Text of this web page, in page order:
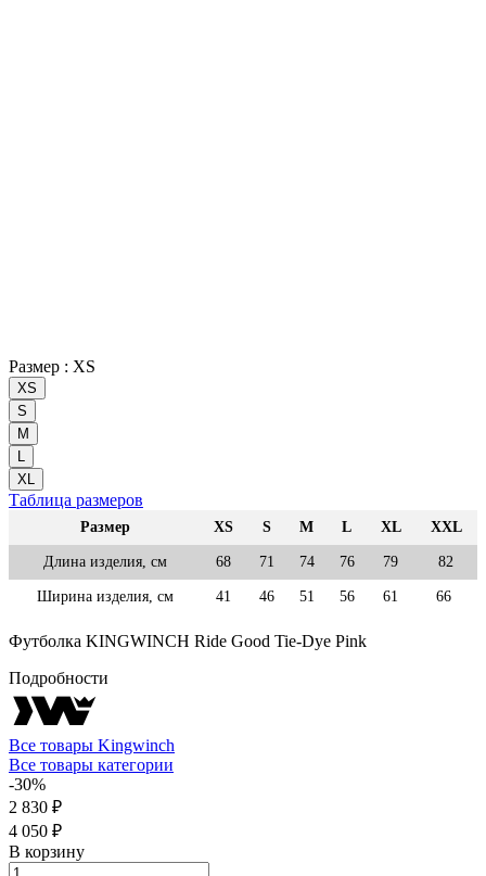
Размер : XS
XS
S
M
XL
Таблица размеров
Размер XS S M L XL XXL
Длина изделия, см 68 71 74 76 79 82
Ширина изделия, см 41 46 51 56 61 66
Футболка KINGWINCH Ride Good Tie-Dye Pink
Подробности
Все товары Kingwinch
Все товары категории
-30%
2 830 ₽
4 050 ₽
В корзину